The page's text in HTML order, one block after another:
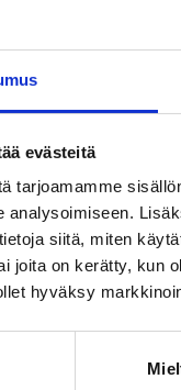
evästeitä
tarjoamamme
analysoimiseen.
siitä, miten
joita on kerätty, kun
hyväksy